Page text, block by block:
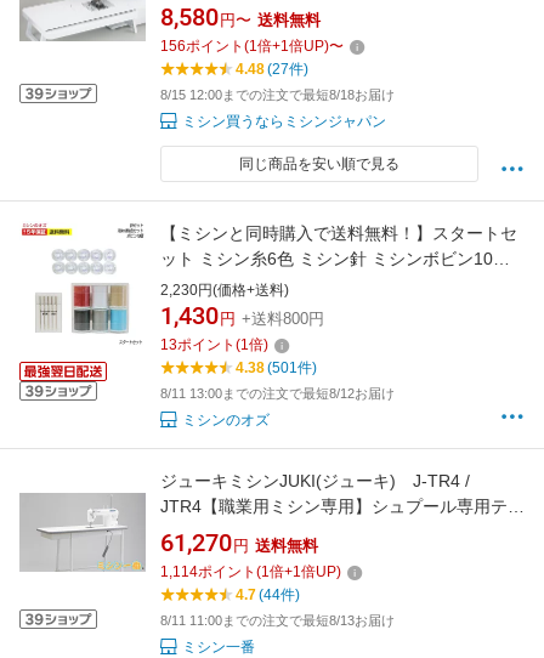
応）[ミシンオプション]
8,580 円〜 送料無料
156ポイント (1倍+1倍UP)〜
4.48(27件)
8/15 12:00までの注文で最短8/18お届け
ミシン買うならミシンジャパン
同じ商品を安い順で見る
【ミシンと同時購入で送料無料！】スタートセ
ット ミシン糸6色 ミシン針 ミシンボビン10個
ミシン初心者
2,230円(価格+送料)
1,430 円 +送料800円
13ポイント (1倍)
4.38(501件)
8/11 13:00までの注文で最短8/12お届け
ミシンのオズ
ジューキミシンJUKI(ジューキ) J-TR4 /
JTR4【職業用ミシン専用】シュプール専用テー
ブル
61,270 円 送料無料
1,114ポイント (1倍+1倍UP)
4.7(44件)
8/11 11:00までの注文で最短8/13お届け
ミシン一番